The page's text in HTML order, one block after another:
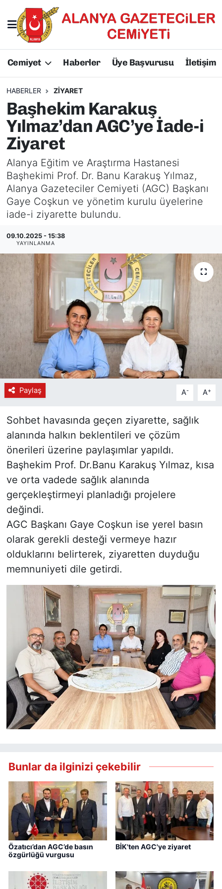
Cemiyet Haberler Üye Başvurusu İletişim
HABERLER ZIYARET
Başhekim Karakuş
Yılmaz’dan AGC’ye İade-i
Ziyaret
Alanya Eğitim ve Araştırma Hastanesi
Başhekimi Prof. Dr. Banu Karakuş Yılmaz,
Alanya Gazeteciler Cemiyeti (AGC) Başkanı
Gaye Coşkun ve yönetim kurulu üyelerine
iade-i ziyarette bulundu.
09.10.2025 - 15:38
YAYINLANMA
Paylaş A- A+
Sohbet havasında geçen ziyarette, sağlık
alanında halkın beklentileri ve çözüm
önerileri üzerine paylaşımlar yapıldı.
Başhekim Prof. Dr.Banu Karakuş Yılmaz, kısa
ve orta vadede sağlık alanında
gerçekleştirmeyi planladığı projelere
değindi.
AGC Başkanı Gaye Coşkun ise yerel basın
olarak gerekli desteği vermeye hazır
olduklarını belirterek, ziyaretten duyduğu
memnuniyeti dile getirdi.
Bunlar da ilginizi çekebilir
Özatıcı’dan AGC’de basın
özgürlüğü vurgusu
BİK'ten AGC'ye ziyaret
Hakkımızda
Başkanlarımız
Yönetim Kurulu
Üyelerimiz
Tüzüğümüz
Üye Başvurusu
Başkan Hakkında
AGC Hakkında
Yönetim Kurulu
Üyelerimiz
Başkanlarımız
Tüzüğümüz